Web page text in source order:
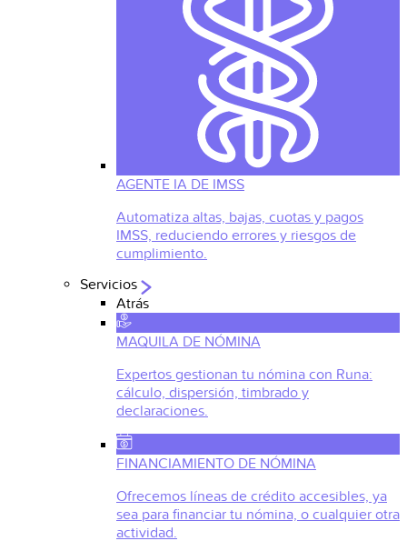
AGENTE IA DE IMSS
Automatiza altas, bajas, cuotas y pagos
IMSS, reduciendo errores y riesgos de
cumplimiento.
Servicios
Atrás
MAQUILA DE NÓMINA
Expertos gestionan tu nómina con Runa:
cálculo, dispersión, timbrado y
declaraciones.
FINANCIAMIENTO DE NÓMINA
Ofrecemos líneas de crédito accesibles, ya
sea para financiar tu nómina, o cualquier otra
actividad.